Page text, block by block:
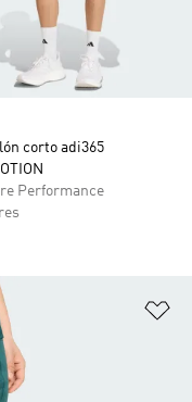
corto adi365
Performance